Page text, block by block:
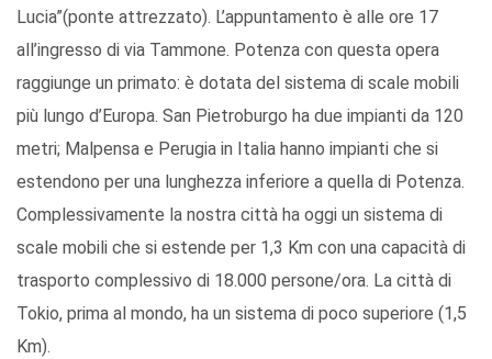
Lucia”(ponte attrezzato). L’appuntamento è alle ore 17
all’ingresso di via Tammone. Potenza con questa opera
raggiunge un primato: è dotata del sistema di scale mobili
più lungo d’Europa. San Pietroburgo ha due impianti da 120
metri; Malpensa e Perugia in Italia hanno impianti che si
estendono per una lunghezza inferiore a quella di Potenza.
Complessivamente la nostra città ha oggi un sistema di
scale mobili che si estende per 1,3 Km con una capacità di
trasporto complessivo di 18.000 persone/ora. La città di
Tokio, prima al mondo, ha un sistema di poco superiore (1,5
Km).